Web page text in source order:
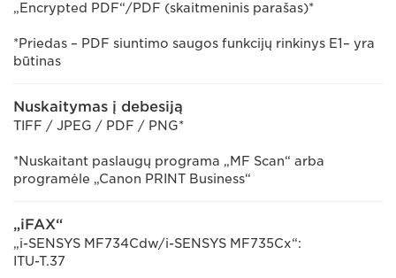
„Encrypted PDF“/PDF (skaitmeninis parašas)*
*Priedas – PDF siuntimo saugos funkcijų rinkinys E1– yra
būtinas
Nuskaitymas į debesiją
TIFF / JPEG / PDF / PNG*
*Nuskaitant paslaugų programa „MF Scan“ arba
programėle „Canon PRINT Business“
„iFAX“
„i-SENSYS MF734Cdw/i-SENSYS MF735Cx“:
ITU-T.37